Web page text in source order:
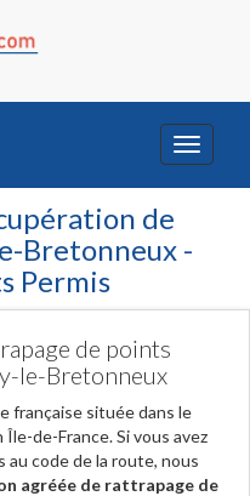
Toggle
de
Bretonneux -
Permis
de points
le-Bretonneux
française située dans le
de-France. Si vous avez
code de la route, nous
agréée de rattrapage de